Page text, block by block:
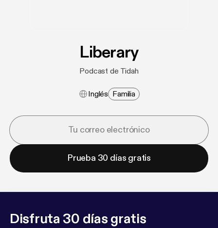
Liberary
Podcast de Tidah
Inglés Familia
Prueba 30 días gratis
Disfruta 30 días gratis